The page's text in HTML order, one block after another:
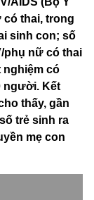
có thai, trong
sinh con; số
phụ nữ có thai
nghiệm có
người. Kết
thấy, gần
trẻ sinh ra
mẹ con